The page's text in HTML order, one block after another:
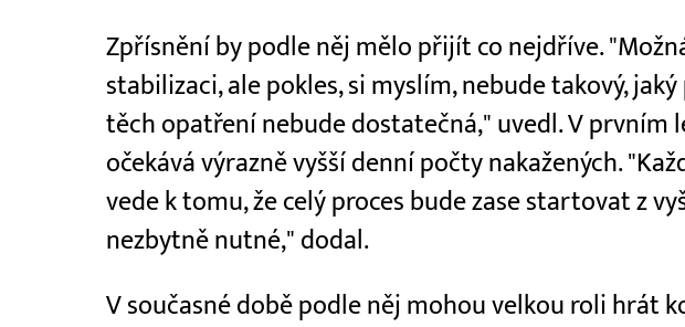
Zpřísnění by podle něj mělo přijít co nejdříve.
stabilizaci, ale pokles, si myslím, nebude takový,
těch opatření nebude dostatečná," uvedl. V prvním
očekává výrazně vyšší denní počty nakažených.
vede k tomu, že celý proces bude zase startovat z
nezbytně nutné," dodal.
V současné době podle něj mohou velkou roli hrát